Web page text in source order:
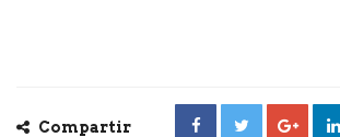
Compartir